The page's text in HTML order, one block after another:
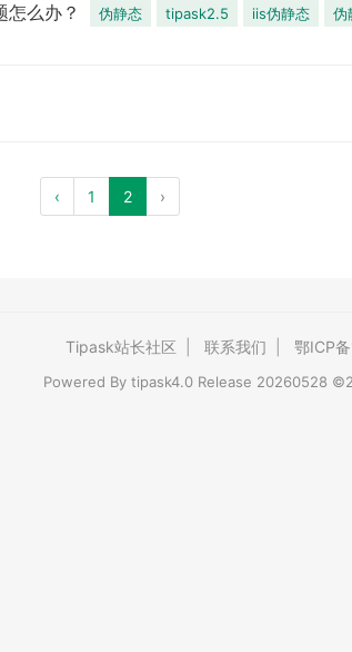
么办？ 伪静态 tipask2.5 iis伪静态
伪
‹ 1 2 ›
Tipask站长社区 联系我们 鄂ICP
Powered By tipask4.0Release 20260528